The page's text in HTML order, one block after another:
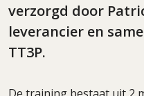
verzorgd door
leverancier en
TT3P.